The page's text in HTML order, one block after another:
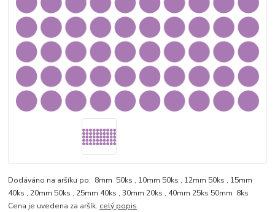
Dodáváno na aršíku po: 8mm 50ks , 10mm 50ks , 12mm 50ks , 15mm
40ks , 20mm 50ks , 25mm 40ks , 30mm 20ks , 40mm 25ks 50mm 8ks
Cena je uvedena za aršík. celý popis